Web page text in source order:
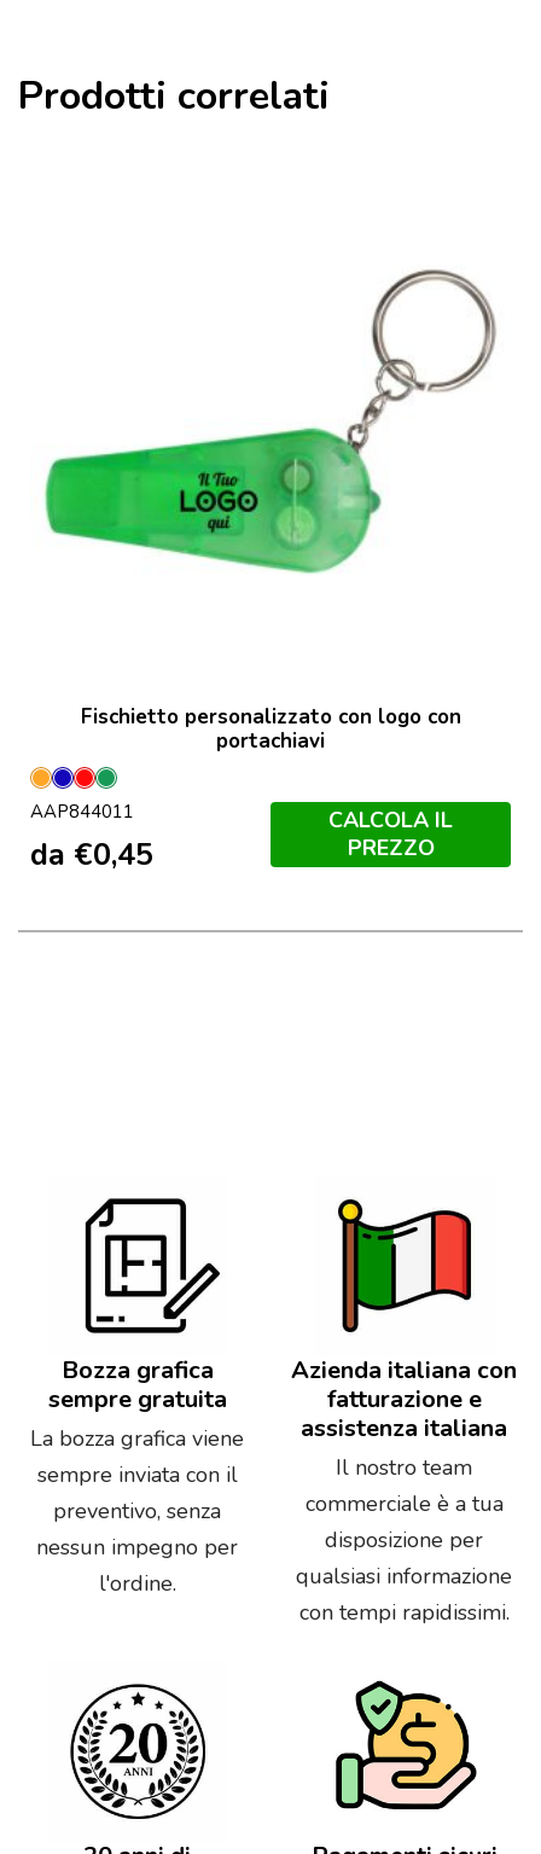
Prodotti correlati
Fischietto personalizzato con logo con
portachiavi
Arancione
BluRossoVerde
AAP844011
da €0,45
CALCOLA IL
PREZZO
Bozza grafica
sempre gratuita
La bozza grafica viene
sempre inviata con il
preventivo, senza
nessun impegno per
l'ordine.
Azienda italiana con
fatturazione e
assistenza italiana
Il nostro team
commerciale è a tua
disposizione per
qualsiasi informazione
con tempi rapidissimi.